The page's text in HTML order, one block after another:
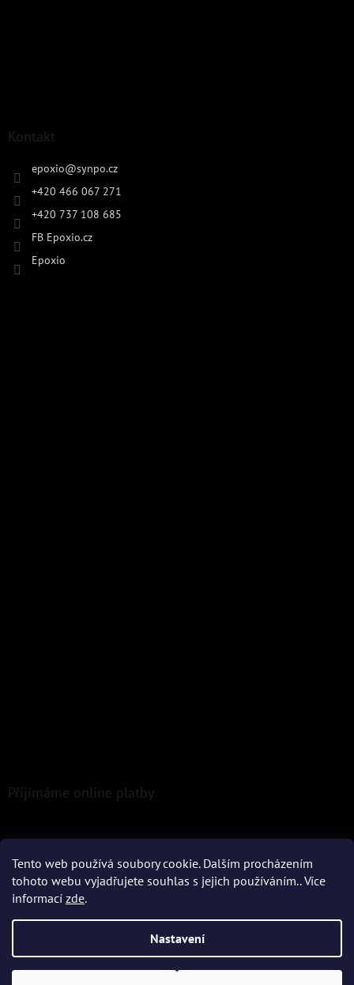
Tento web používá soubory cookie. Dalším procházením
tohoto webu vyjadřujete souhlas s jejich používáním.. Více
informací zde.
Nastavení
Kontakt
epoxio@synpo.cz
+420 466 067 271
+420 737 108 685
FB Epoxio.cz
Epoxio
Přijímáme online platby